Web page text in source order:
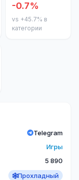
-0.7%
vs +45.7% в
категории
Telegram
Игры
5 890
Прохладный